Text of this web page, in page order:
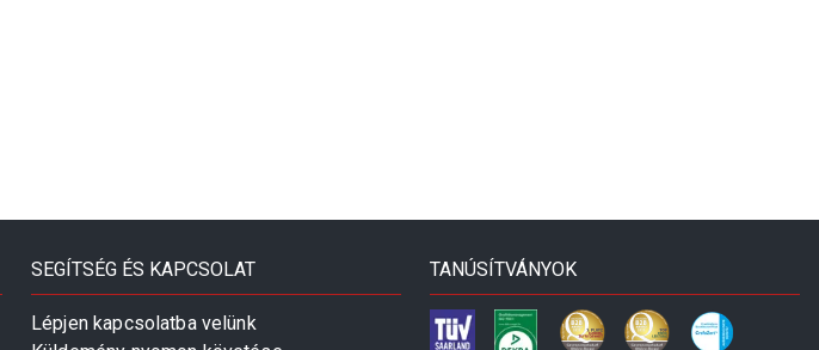
SEGÍTSÉG ÉS KAPCSOLAT
Lépjen kapcsolatba velünk
TANÚSÍTVÁNYOK